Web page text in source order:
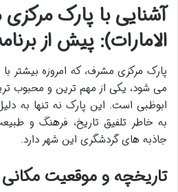
آشنایی با پارک
الامارات): پیش از
پارک مرکزی مشرف، که امروزه بیشتر
می شود، یکی از مهم ترین و محبوب
ابوظبی است. این پارک نه تنها به
به خاطر تلفیق تاریخ، فرهنگ و
جاذبه های گردشگری این شهر دارد.
تاریخچه و موقعیت مکانی